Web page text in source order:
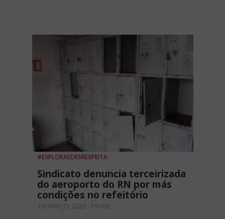
#EXPLORAEDESRESPEITA
Sindicato denuncia terceirizada
do aeroporto do RN por más
condições no refeitório
09 MARÇO, 2023 - 15H08